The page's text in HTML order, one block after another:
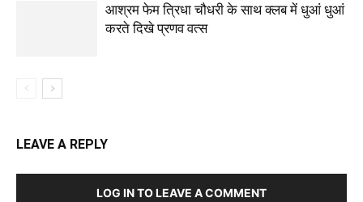
आश्रम फेम त्रिधा चौधरी के साथ क्लब में धुआं धुआं
करते दिखे प्रणव वत्स
LEAVE A REPLY
LOG IN TO LEAVE A COMMENT